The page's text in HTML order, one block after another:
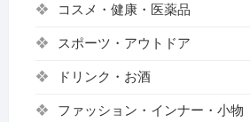
コスメ・健康・医薬品
スポーツ・アウトドア
ドリンク・お酒
ファッション・インナー・小物